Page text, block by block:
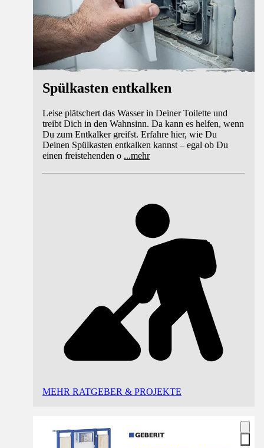
Spülkasten entkalken
Leise plätschert das Wasser in Deiner Toilette und
treibt Dich in den Wahnsinn. Da kann es helfen, wenn
Du zum Entkalker greifst. Erfahre hier, wie Du
Deinen Spülkasten entkalken kannst – egal ob Du
einen freistehenden o ...mehr
MEHR RATGEBER & PROJEKTE